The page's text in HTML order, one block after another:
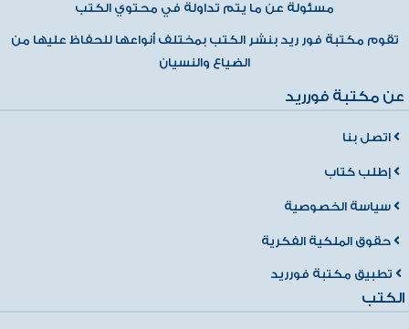
مسئولة عن ما يتم تداولة في محتوي الكتب
تقوم مكتبة فور ريد بنشر الكتب بمختلف أنواعها للحفاظ عليها من
الضياع والنسيان
عن مكتبة فورريد
اتصل بنا
إطلب كتاب
سياسة الخصوصية
حقوق الملكية الفكرية
تطبيق مكتبة فورريد
الكتب